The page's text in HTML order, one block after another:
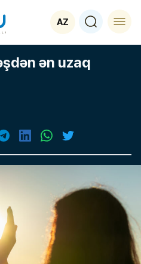
AZ
ən uzaq